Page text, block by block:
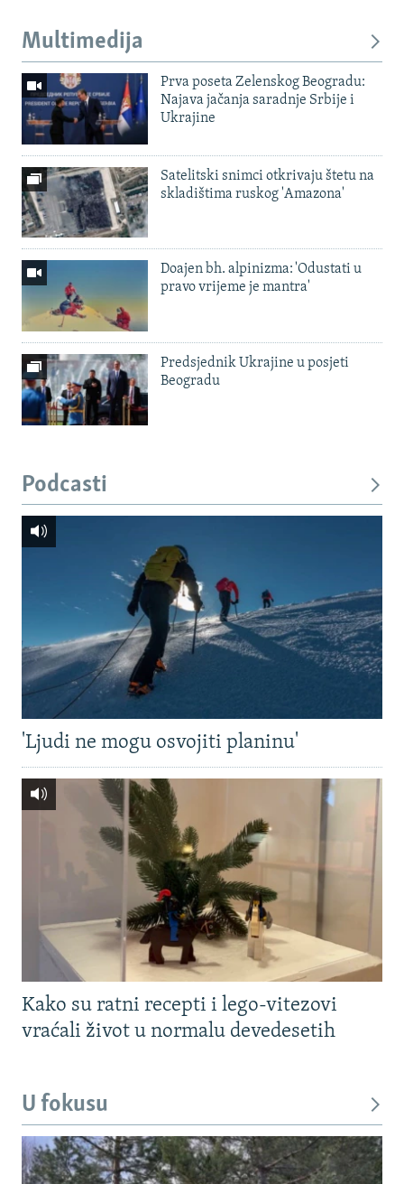
Multimedija
Prva poseta Zelenskog Beogradu:
Najava jačanja saradnje Srbije i
Ukrajine
Satelitski snimci otkrivaju štetu na
skladištima ruskog 'Amazona'
Doajen bh. alpinizma: 'Odustati u
pravo vrijeme je mantra'
Predsjednik Ukrajine u posjeti
Beogradu
Podcasti
'Ljudi ne mogu osvojiti planinu'
Kako su ratni recepti i lego-vitezovi
vraćali život u normalu devedesetih
U fokusu